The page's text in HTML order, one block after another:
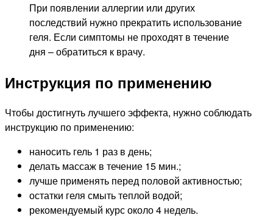
При появлении аллергии или других
последствий нужно прекратить использование
геля. Если симптомы не проходят в течение
дня – обратиться к врачу.
Инструкция по применению
Чтобы достигнуть лучшего эффекта, нужно соблюдать
инструкцию по применению:
наносить гель 1 раз в день;
делать массаж в течение 15 мин.;
лучше применять перед половой активностью;
остатки геля смыть теплой водой;
рекомендуемый курс около 4 недель.